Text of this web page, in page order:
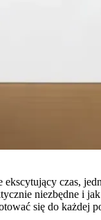
czas,
niezbędne i
się do każdej